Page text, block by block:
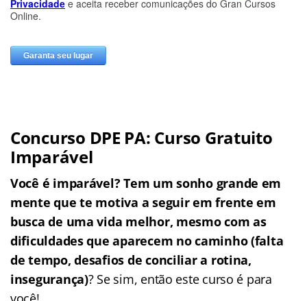
Concurso DPE PA: Curso Gratuito
Imparável
Você é imparável? Tem um sonho grande em
mente que te motiva a seguir em frente em
busca de uma vida melhor, mesmo com as
dificuldades que aparecem no caminho (falta
de tempo, desafios de conciliar a rotina,
insegurança)? Se sim, então este curso é para